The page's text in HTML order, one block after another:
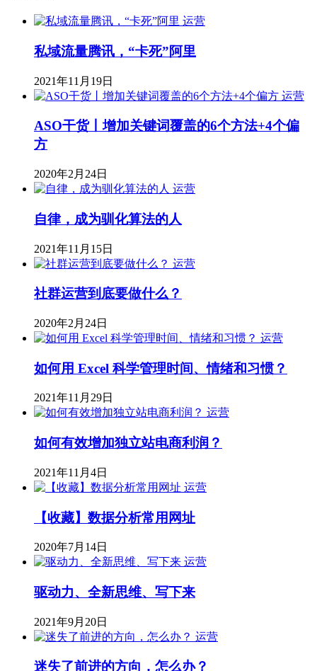
运营
私域流量腾讯，“卡死”阿里
2021年11月19日
运营
ASO干货丨增加关键词覆盖的6个方法+4个偏
方
2020年2月24日
运营
自律，成为驯化算法的人
2021年11月15日
运营
社群运营到底要做什么？
2020年2月24日
运营
如何用 Excel 科学管理时间、情绪和习惯？
2021年11月29日
运营
如何有效增加独立站电商利润？
2021年11月4日
运营
【收藏】数据分析常用网址
2020年7月14日
运营
驱动力、全新思维、写下来
2021年9月20日
运营
迷失了前进的方向，怎么办？